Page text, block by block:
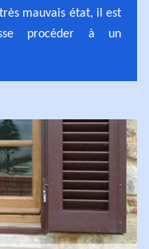
mauvais état, il est
procéder à un